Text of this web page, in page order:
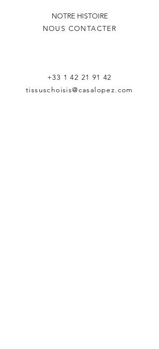
NOTRE HISTOIRE
NOUS CONTACTER
+33 1 42 21 91 42
tissuschoisis@casalopez.com